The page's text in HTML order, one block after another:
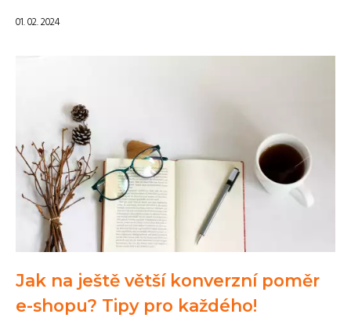
01. 02. 2024
Jak na ještě větší konverzní poměr
e-shopu? Tipy pro každého!